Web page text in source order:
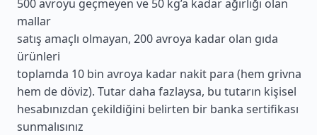
500 avroyu geçmeyen ve 50 kg’a kadar ağırlığı olan
mallar
satış amaçlı olmayan, 200 avroya kadar olan gıda
ürünleri
toplamda 10 bin avroya kadar nakit para (hem grivna
hem de döviz). Tutar daha fazlaysa, bu tutarın kişisel
hesabınızdan çekildiğini belirten bir banka sertifikası
sunmalısınız